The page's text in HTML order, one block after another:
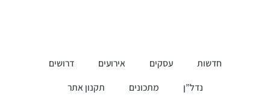
חדשות עסקים אירועים
דרושים
נדל”ן
מתכונים תקנון אתר